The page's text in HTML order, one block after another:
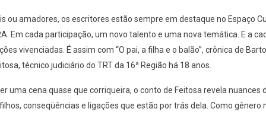
ou amadores, os escritores estão sempre em destaque no Espaço
Em cada participação, um novo talento e uma nova temática. E a
vivenciadas. É assim com “O pai, a filha e o balão”, crônica de
técnico judiciário do TRT da 16ª Região há 18 anos.
uma cena quase que corriqueira, o conto de Feitosa revela nuances
conseqüências e ligações que estão por trás dela. Como gênero